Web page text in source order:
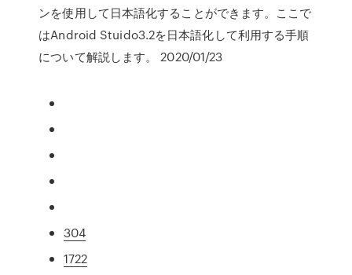
ンを使用して日本語化することができます。ここで
はAndroid Stuido3.2を日本語化して利用する手順
について解説します。 2020/01/23
304
1722